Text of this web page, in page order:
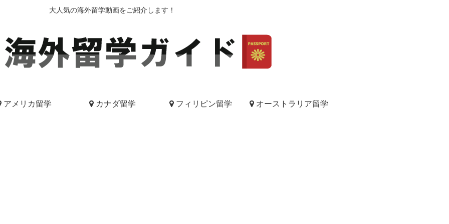
大人気の海外留学動画をご紹介します！
アメリカ留学 カナダ留学 フィリピン留学 オーストラリア留学